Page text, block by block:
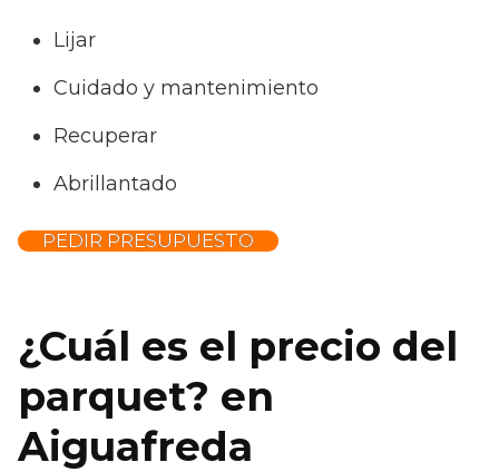
Lijar
Cuidado y mantenimiento
Recuperar
Abrillantado
PEDIR PRESUPUESTO
¿Cuál es el precio del
parquet? en
Aiguafreda